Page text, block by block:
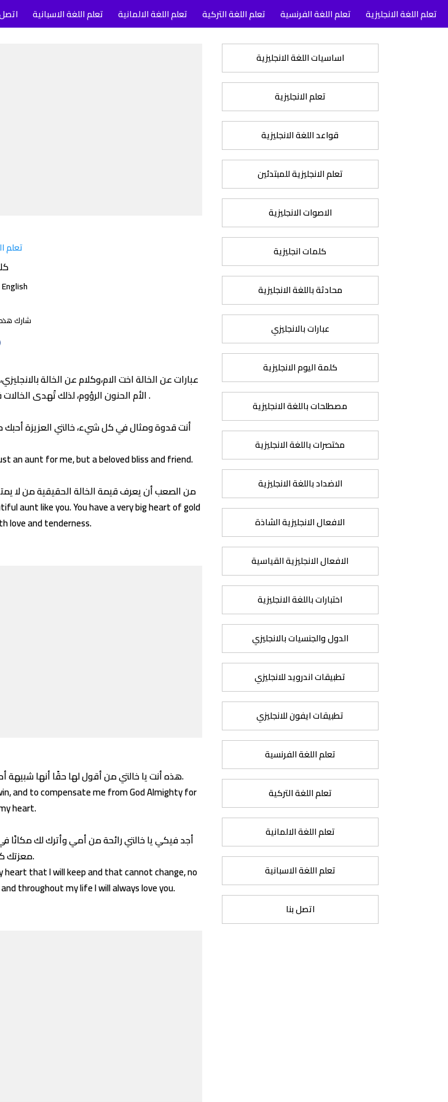
تعلم اللغة الانجليزية تعلم اللغة الفرنسية تعلم اللغة التركية تعلم اللغة الالمانية تعلم اللغة الاسبانية
اساسيات اللغة الانجليزية
تعلم الانجليزية
قواعد اللغة الانجليزية
تعلم الانجليزية للمبتدئين
الاصوات الانجليزية
كلمات انجليزية
محادثة باللغة الانجليزية
عبارات بالانجليزي
كلمة اليوم الانجليزية
مصطلحات باللغة الانجليزية
مختصرات باللغة الانجليزية
الاضداد باللغة الانجليزية
الافعال الانجليزية الشاذة
الافعال الانجليزية القياسية
اختبارات باللغة الانجليزية
الدول والجنسيات بالانجليزي
تطبيقات اندرويد للانجليزي
تطبيقات ايفون للانجليزي
تعلم اللغة الفرنسية
تعلم اللغة التركية
تعلم اللغة الالمانية
تعلم اللغة الاسبانية
اتصل بنا
تعلم
شارك هذه
عبارات عن الخالة اخت الام،وكلام عن الخالة
الأم الحنون الرؤوم، لذلك تُهدى الخالات في عيد الأم، هيا تابعوا معنا في السطور التالية لتتعرفوا على العبارات .
أنت قدوة ومثال في كل شيء، خالتي العزيزة أحبك
an aunt for me, but a beloved bliss and friend.
من الصعب أن يعرف قيمة الخالة الحقيقية من لا
love and tenderness.
هذه أنت يا خالتي من أقول لها حقًا أنها شبيهة أمي وتوأمها وعوضًا لي من الله عز وجل عن فقدانها جعلك الله أميرة على قلبي.
and to compensate me from God Almighty for
heart.
أجد فيكي يا خالتي رائحة من أمي وأترك لك مكانًا
معزتك كبيرة عندي وطوال العمر سأبقى أحبك.
heart that I will keep and that cannot change, no
throughout my life I will always love you.